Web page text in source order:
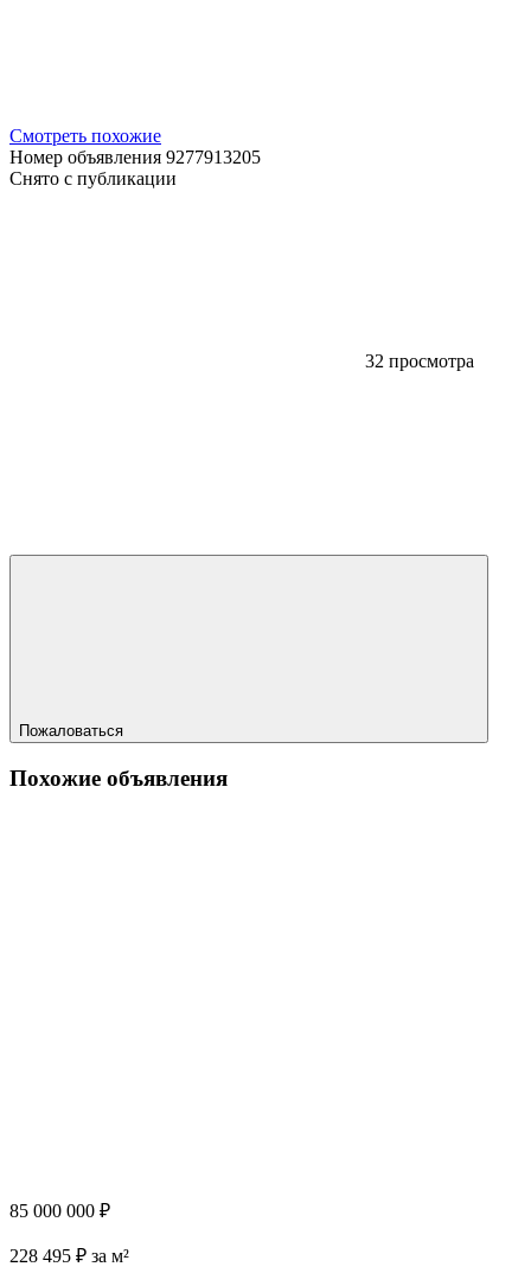
Смотреть похожие
Номер объявления 9277913205
Снято с публикации
32 просмотра
Пожаловаться
Похожие объявления
85 000 000 ₽
228 495 ₽ за м²